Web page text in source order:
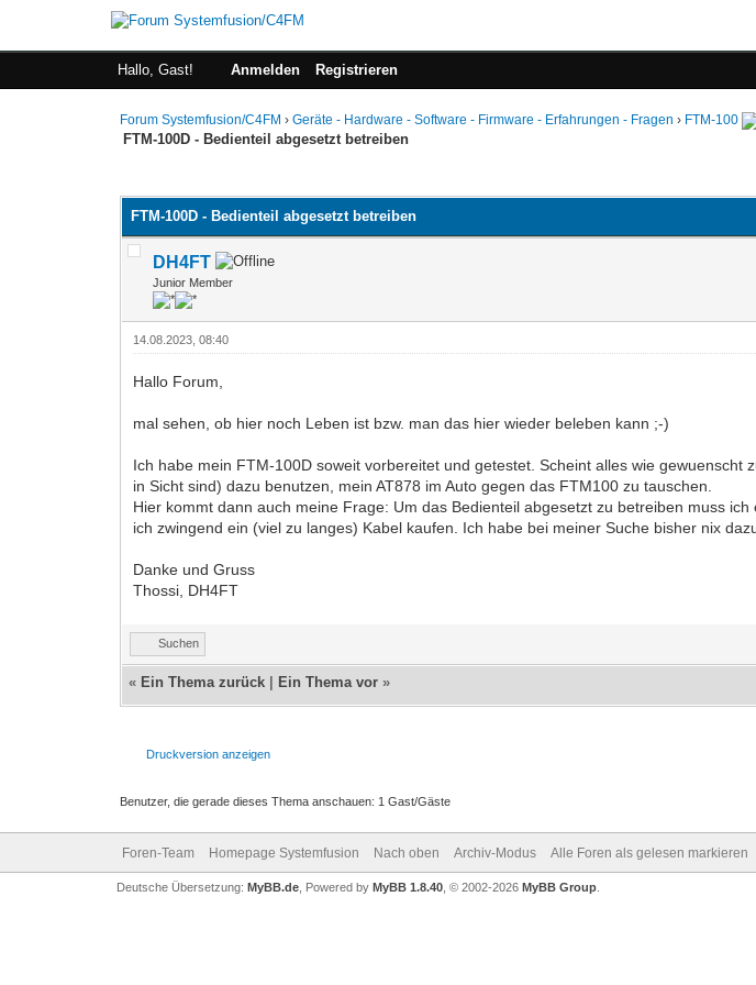
Hallo, Gast! Anmelden Registrieren
Forum Systemfusion/C4FM ›Geräte - Hardware - Software - Firmware - Erfahrungen - Fragen › FTM-100
FTM-100D - Bedienteil abgesetzt betreiben
FTM-100D - Bedienteil abgesetzt betreiben
DH4FT
Junior Member
14.08.2023, 08:40
Hallo Forum,
mal sehen, ob hier noch Leben ist bzw. man das hier wieder beleben kann ;-)
Ich habe mein FTM-100D soweit vorbereitet und getestet. Scheint alles wie
in Sicht sind) dazu benutzen, mein AT878 im Auto gegen das FTM100 zu tauschen.
Hier kommt dann auch meine Frage: Um das Bedienteil abgesetzt zu betreiben muss
ich zwingend ein (viel zu langes) Kabel kaufen. Ich habe bei meiner Suche bisher nix
Danke und Gruss
Thossi, DH4FT
Suchen
« Ein Thema zurück Ein Thema vor »
Druckversion anzeigen
Benutzer, die gerade dieses Thema anschauen: 1 Gast/Gäste
Foren-Team Homepage Systemfusion Nach oben Archiv-Modus Alle Foren als gelesen markieren
Deutsche Übersetzung: MyBB.de, Powered by MyBB 1.8.40, © 2002-2026 MyBB Group.